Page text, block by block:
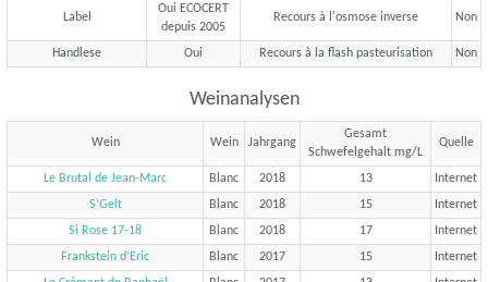
Label
Oui ECOCERT
depuis 2005
Recours à l'osmose inverse Non
Handlese Oui Recours à la flash pasteurisation Non
Weinanalysen
Wein Wein Jahrgang
Gesamt
Schwefelgehalt mg/L
Quelle
Le Brutal de Jean-Marc Blanc 2018 13
Internet
S’Gelt
Blanc 2018 15
Internet
Si Rose 17-18
Blanc 2018 17
Internet
Frankstein d’Eric
Blanc 2017 15
Internet